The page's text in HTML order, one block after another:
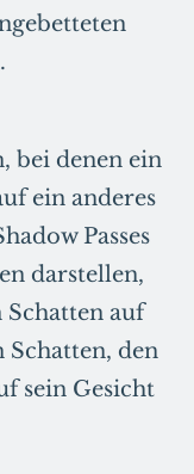
bei denen ein
ein anderes
Passes
darstellen,
auf
Schatten, den
sein Gesicht